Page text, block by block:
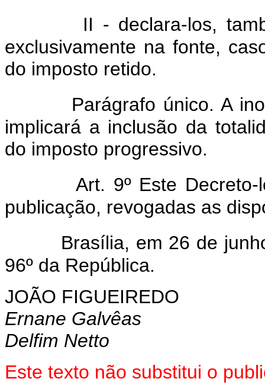
II - declara-los,
exclusivamente na fonte,
do imposto retido.
Parágrafo único. A
implicará a inclusão da
do imposto progressivo.
Art. 9º Este
publicação, revogadas as
Brasília, em 26 de
96º da República.
JOÃO FIGUEIREDO
Ernane Galvêas
Delfim Netto
Este texto não substitui o